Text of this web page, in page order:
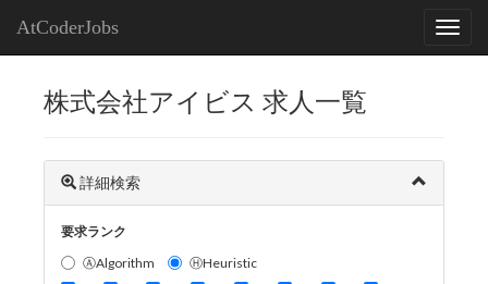
AtCoderJobs
株式会社アイビス 求人一覧
詳細検索
要求ランク
ⒶAlgorithm
ⒽHeuristic